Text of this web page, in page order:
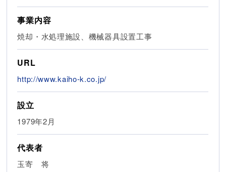
事業内容
焼却・水処理施設、機械器具設置工事
URL
http://www.kaiho-k.co.jp/
設立
1979年2月
代表者
玉寄 将